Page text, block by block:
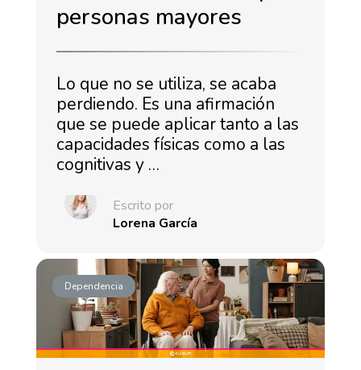
personas mayores
Lo que no se utiliza, se acaba
perdiendo. Es una afirmación
que se puede aplicar tanto a las
capacidades físicas como a las
cognitivas y …
Escrito por
Lorena García
Dependencia